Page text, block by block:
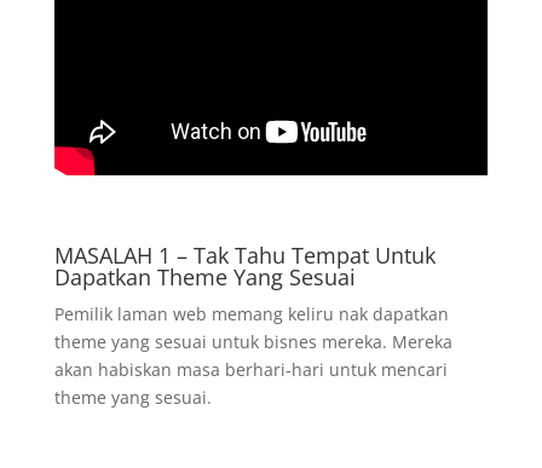
MASALAH 1 – Tak Tahu Tempat Untuk
Dapatkan Theme Yang Sesuai
Pemilik laman web memang keliru nak dapatkan
theme yang sesuai untuk bisnes mereka. Mereka
akan habiskan masa berhari-hari untuk mencari
theme yang sesuai.